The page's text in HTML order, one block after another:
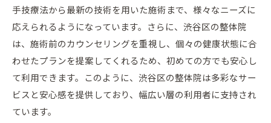
手技療法から最新の技術を用いた施術まで、様々なニーズに
応えられるようになっています。さらに、渋谷区の整体院
は、施術前のカウンセリングを重視し、個々の健康状態に合
わせたプランを提案してくれるため、初めての方でも安心し
て利用できます。このように、渋谷区の整体院は多彩なサー
ビスと安心感を提供しており、幅広い層の利用者に支持され
ています。